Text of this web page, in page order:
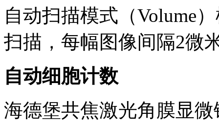
自动扫描模式（Volume
扫描，每幅图像间隔2微
自动细胞计数
海德堡共焦激光角膜显